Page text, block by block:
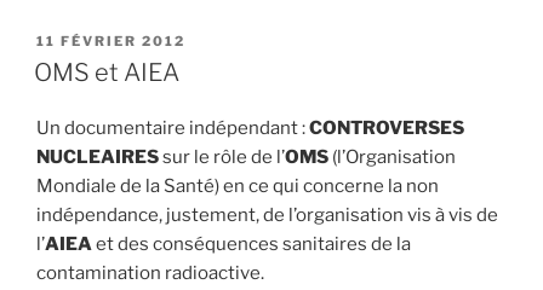
PUBLIÉ
LE
11 FÉVRIER 2012
OMS et AIEA
Un documentaire indépendant :CONTROVERSES
NUCLEAIRESsur le rôle de l’OMS (l’Organisation
Mondiale de la Santé) en ce qui concerne la non
indépendance, justement, de l’organisation vis à vis de
l’AIEAet des conséquences sanitaires de la
contamination radioactive.